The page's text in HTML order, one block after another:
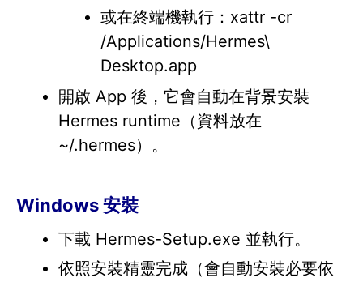
或在終端機執行：xattr -cr
/Applications/Hermes\
Desktop.app
開啟 App 後，它會自動在背景安裝
Hermes runtime（資料放在
~/.hermes）。
Windows 安裝
下載 Hermes-Setup.exe 並執行。
依照安裝精靈完成（會自動安裝必要依